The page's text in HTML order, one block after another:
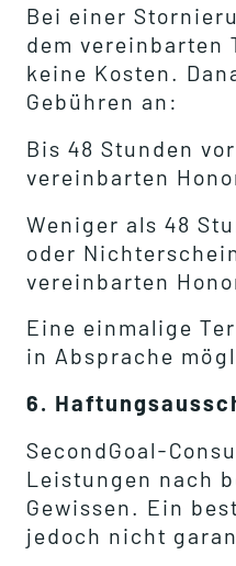
Bei einer
dem vereinbarten
keine Kosten.
Gebühren an:
Bis 48 Stunden
vereinbarten
Weniger als 48
oder
vereinbarten
Eine einmalige
in Absprache
6.
SecondGoal-
Leistungen nach
Gewissen. Ein
jedoch nicht